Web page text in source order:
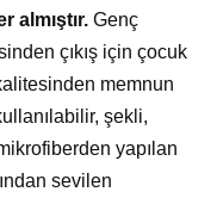
almıştır. Genç
çıkış için çocuk
memnun
şekli,
yapılan
sevilen